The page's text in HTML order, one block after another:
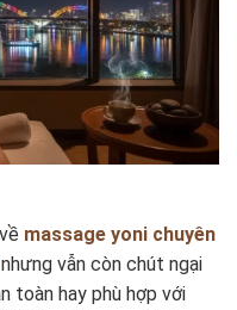
massage yoni chuyên
vẫn còn chút ngại
toàn hay phù hợp với